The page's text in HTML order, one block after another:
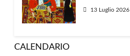
13 Luglio 2026
CALENDARIO